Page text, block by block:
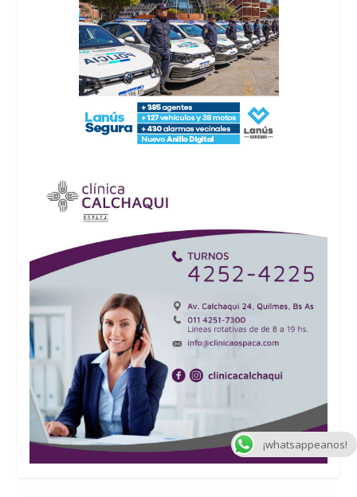
¡whatsappeanos!